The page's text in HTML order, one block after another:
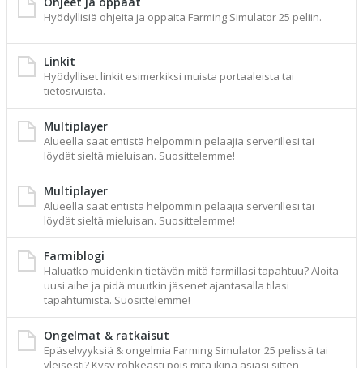
Hyödyllisiä ohjeita ja oppaita Farming Simulator 25 peliin.
Linkit
Hyödylliset linkit esimerkiksi muista portaaleista tai
tietosivuista.
Multiplayer
Alueella saat entistä helpommin pelaajia serverillesi tai
löydät sieltä mieluisan. Suosittelemme!
Multiplayer
Alueella saat entistä helpommin pelaajia serverillesi tai
löydät sieltä mieluisan. Suosittelemme!
Farmiblogi
Haluatko muidenkin tietävän mitä farmillasi tapahtuu? Aloita
uusi aihe ja pidä muutkin jäsenet ajantasalla tilasi
tapahtumista. Suosittelemme!
Ongelmat & ratkaisut
Epäselvyyksiä & ongelmia Farming Simulator 25 pelissä tai
yleisesti? Kysy rohkeasti pois mitä ikinä asiasi sitten